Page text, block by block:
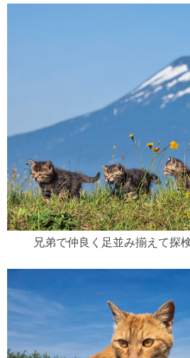
兄弟で仲良く足並み揃えて探